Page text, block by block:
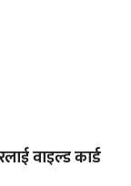
वाइल्ड कार्ड